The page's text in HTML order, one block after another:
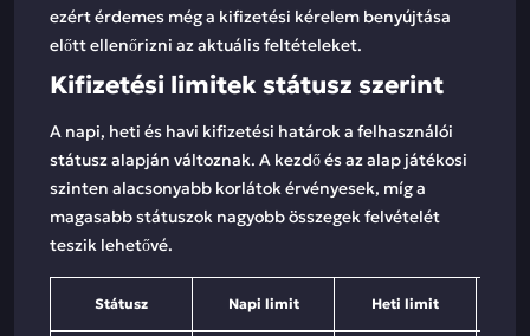
ezért érdemes még a kifizetési kérelem benyújtása
előtt ellenőrizni az aktuális feltételeket.
Kifizetési limitek státusz szerint
A napi, heti és havi kifizetési határok a felhasználói
státusz alapján változnak. A kezdő és az alap játékosi
szinten alacsonyabb korlátok érvényesek, míg a
magasabb státuszok nagyobb összegek felvételét
teszik lehetővé.
Státusz Napi limit Heti limit